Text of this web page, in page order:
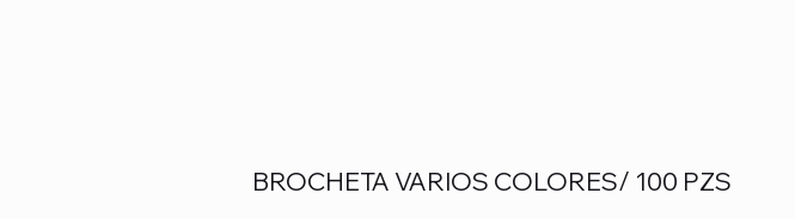
BROCHETA VARIOS COLORES/ 100 PZS